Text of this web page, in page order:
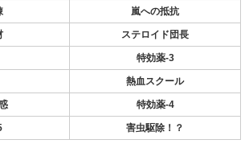
嵐への抵抗
ステロイド団長
特効薬-3
熱血スクール
特効薬-4
害虫駆除！？